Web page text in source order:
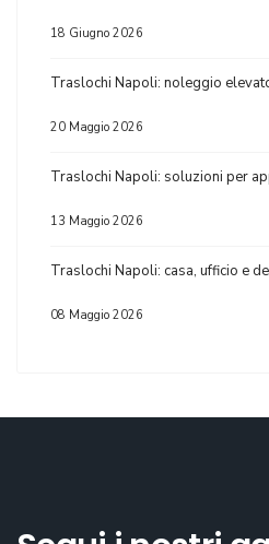
18 Giugno 2026
Traslochi Napoli: noleggio
20 Maggio 2026
Traslochi Napoli: soluzioni per
13 Maggio 2026
Traslochi Napoli: casa, ufficio e
08 Maggio 2026